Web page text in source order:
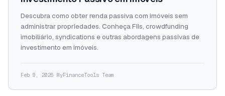
Descubra como obter renda passiva com imóveis sem
administrar propriedades. Conheça FIIs, crowdfunding
imobiliário, syndications e outras abordagens passivas de
investimento em imóveis.
Feb 9, 2026 · MyFinanceTools Team